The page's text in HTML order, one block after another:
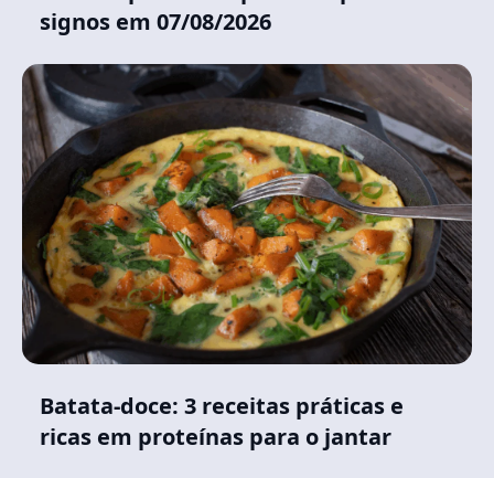
signos em 07/08/2026
Batata-doce: 3 receitas práticas e
ricas em proteínas para o jantar